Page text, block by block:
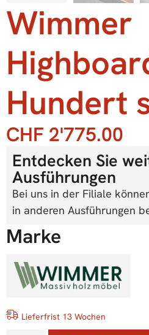
Wimmer
Hundert
CHF 2'775.00
Entdecken Sie
Ausführungen
Bei uns in der Filiale
in anderen Ausführungen
Marke
Lieferfrist 13 Wochen